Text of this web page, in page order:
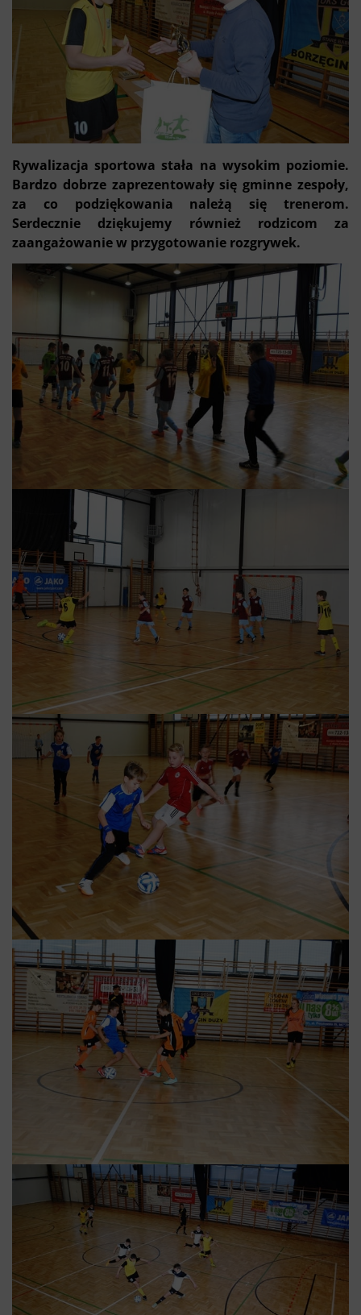
Rywalizacja sportowa stała na wysokim poziomie.
Bardzo dobrze zaprezentowały się gminne zespoły,
za co podziękowania należą się trenerom.
Serdecznie dziękujemy również rodzicom za
zaangażowanie w przygotowanie rozgrywek.